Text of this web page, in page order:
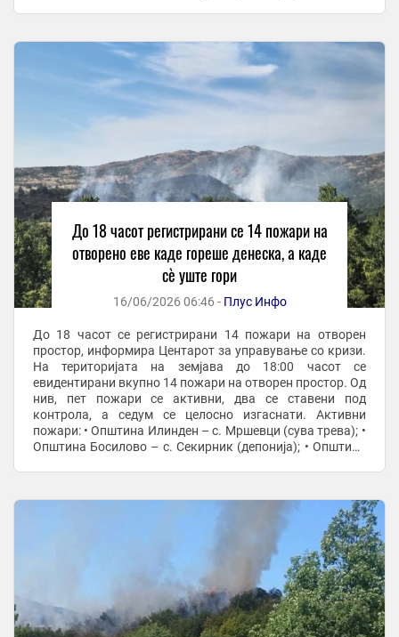
До 18 часот регистрирани се 14 пожари на
отворено еве каде гореше денеска, а каде
сѐ уште гори
16/06/2026 06:46 - Плус Инфо
До 18 часот се регистрирани 14 пожари на отворен
простор, информира Центарот за управување со кризи.
На територијата на земјава до 18:00 часот се
евидентирани вкупно 14 пожари на отворен простор. Од
нив, пет пожари се активни, два се ставени под
контрола, а седум се целосно изгаснати. Активни
пожари: • Општина Илинден – с. Мршевци (сува трева); •
Општина Босилово – с. Секирник (депонија); • Општина